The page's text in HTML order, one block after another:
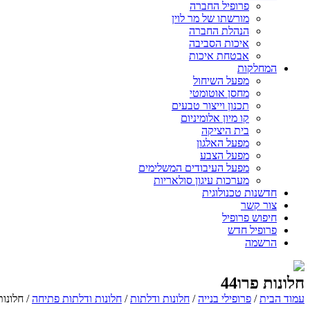
פרופיל החברה
מורשתו של מר לוין
הנהלת החברה
איכות הסביבה
אבטחת איכות
המחלקות
מפעל השיחול
מחסן אוטומטי
תכנון וייצור טבעים
קו מיון אלומיניום
בית היציקה
מפעל האלגון
מפעל הצבע
מפעל העיבודים המשלימים
מערכות עיגון סולאריות
חדשנות טכנולוגית
צור קשר
­חיפוש פרופיל
פרופיל חדש
הרשמה
חלונות פרו44
עמוד הבית/ פרופילי בנייה/ חלונות ודלתות/ חלונות ודלתות פתיחה/